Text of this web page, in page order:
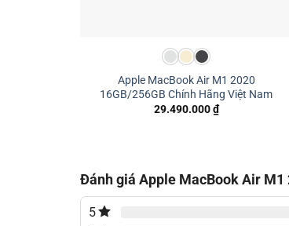
Apple MacBook Air M1 2020
16GB/256GB Chính Hãng Việt Nam
29.490.000₫
Đánh giá Apple MacBook Air M1
5